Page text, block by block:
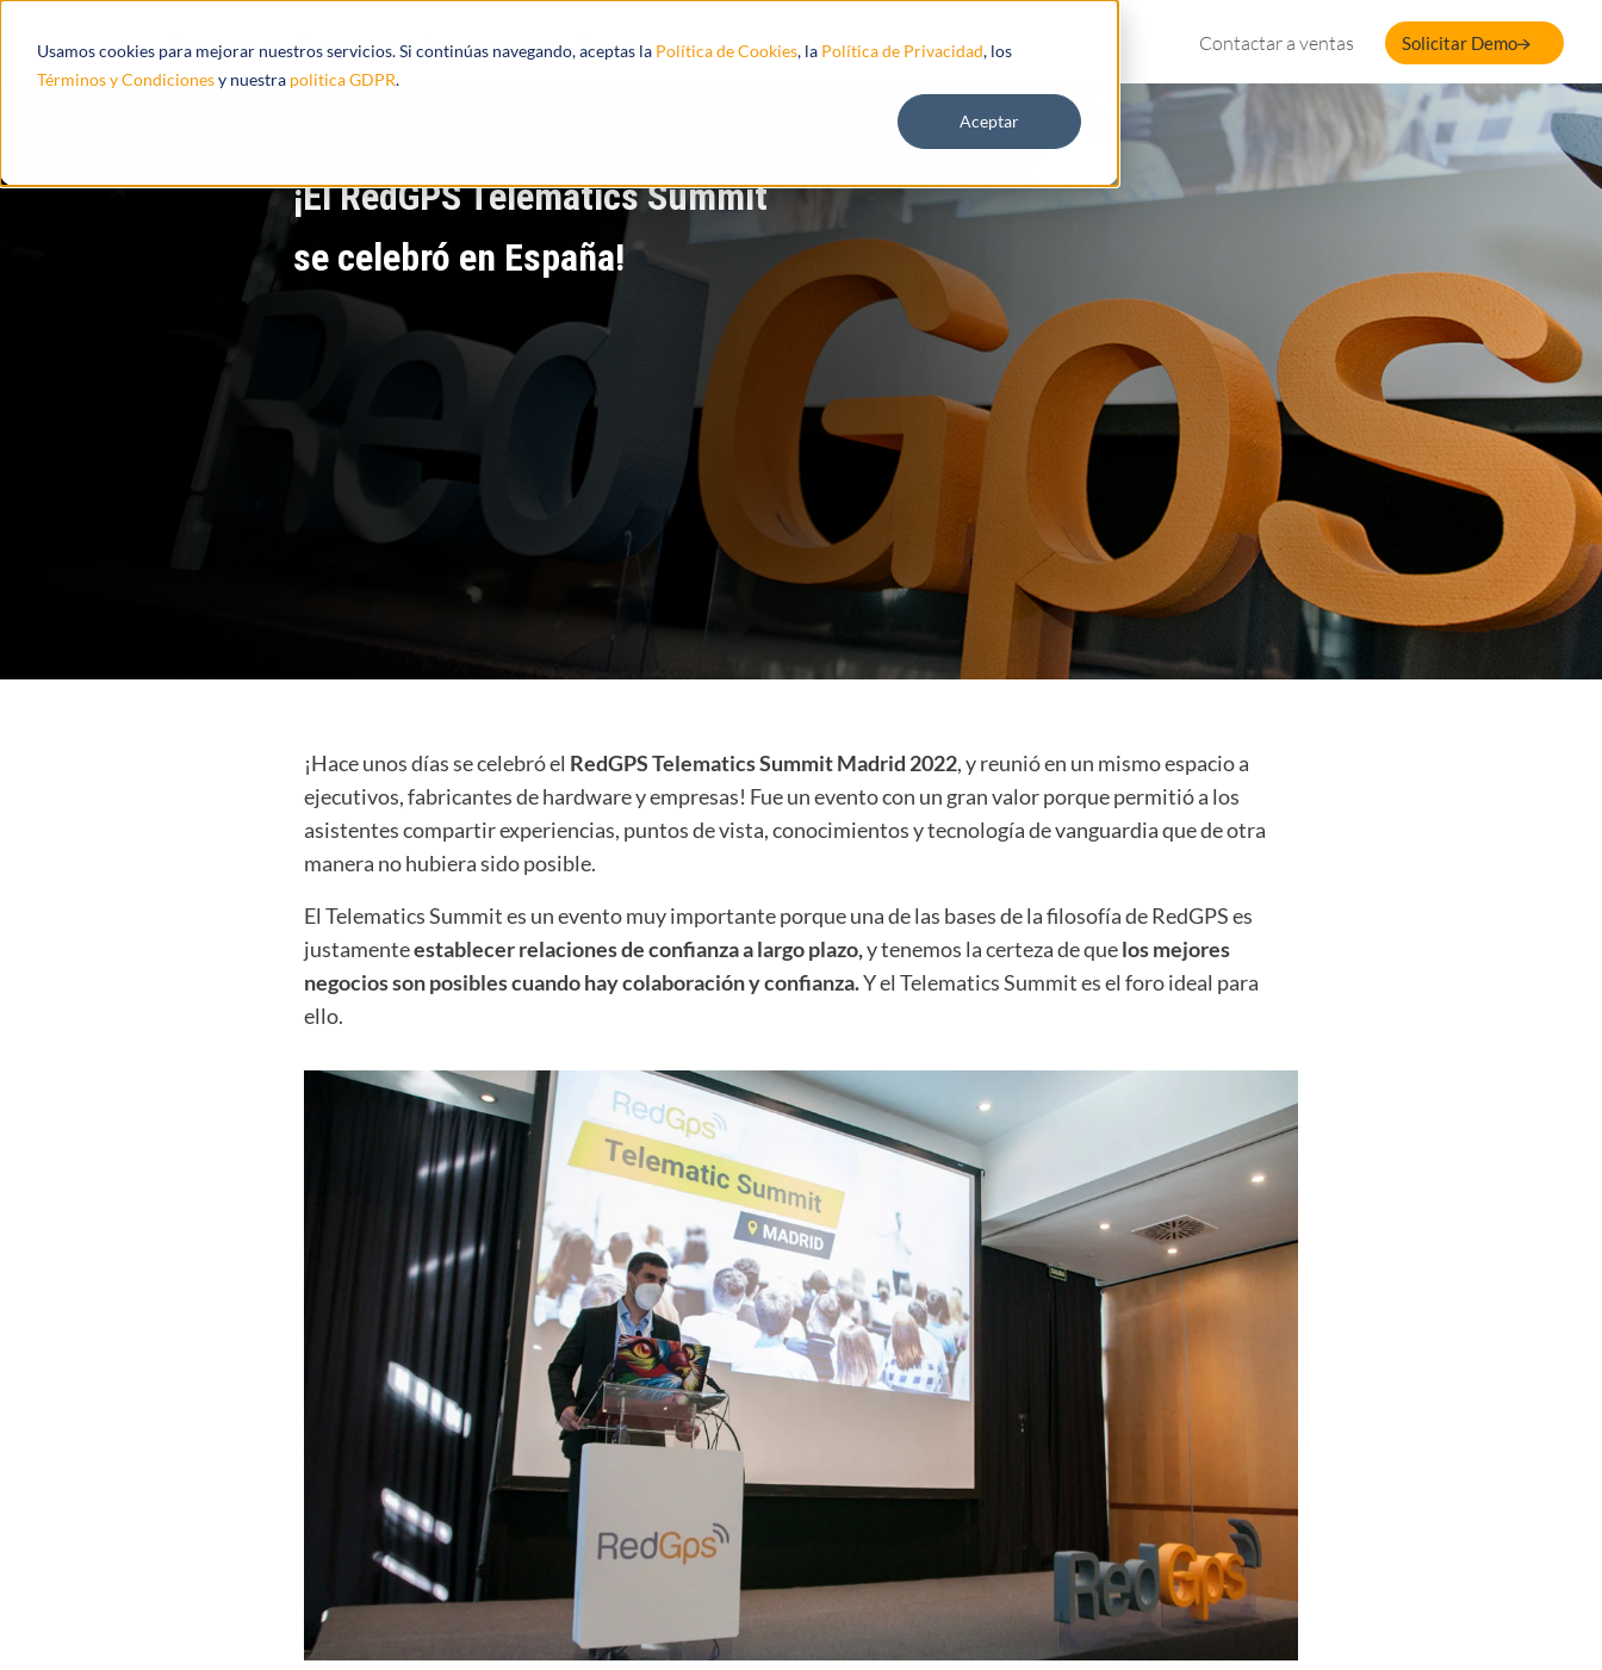
Usamos cookies para mejorar nuestros servicios. Si continúas navegando, aceptas la Política de Cookies, la Política de Privacidad, los
Términos y Condicionesy nuestra politica GDPR.
Aceptar
Productos Ecosistema Integraciones Recursos Contactar a ventas Solicitar Demo
¡El RedGPS Telematics Summit
se celebró en España!
¡Hace unos días se celebró el RedGPS Telematics Summit Madrid 2022, y reunió en un mismo espacio a
ejecutivos, fabricantes de hardware y empresas! Fue un evento con un gran valor porque permitió a los
asistentes compartir experiencias, puntos de vista, conocimientos y tecnología de vanguardia que de otra
manera no hubiera sido posible.
El Telematics Summit es un evento muy importante porque una de las bases de la filosofía de RedGPS es
justamenteestablecer relaciones de confianza a largo plazo,y tenemos la certeza de quelos mejores
negocios son posibles cuando hay colaboración y confianza.Y el Telematics Summit es el foro ideal para
ello.